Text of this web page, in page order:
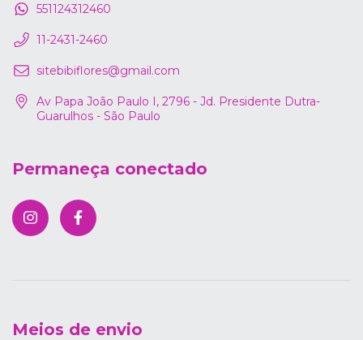
551124312460
11-2431-2460
sitebibiflores@gmail.com
Av Papa João Paulo I, 2796 - Jd. Presidente Dutra-
Guarulhos - São Paulo
Permaneça conectado
Meios de envio